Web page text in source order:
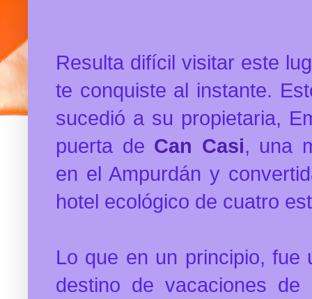
Resulta difícil visitar este
te conquiste al instante.
sucedió a su propietaria,
puerta de Can Casi, una
en el Ampurdán y
hotel ecológico de cuatro
Lo que en un principio, fue
destino de vacaciones